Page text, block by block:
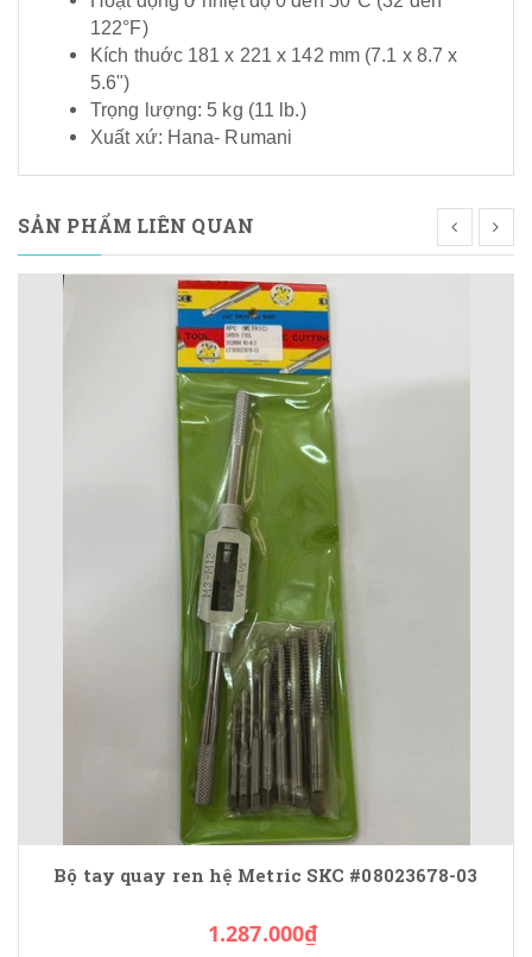
122°F)
Kích thuớc 181 x 221 x 142 mm (7.1 x 8.7 x
5.6")
Trọng lượng: 5 kg (11 lb.)
Xuất xứ: Hana- Rumani
SẢN PHẨM LIÊN QUAN
Bộ tay quay ren hệ Metric SKC #08023678-03
1.287.000₫